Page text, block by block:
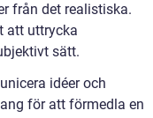
från det realistiska.
att uttrycka
sätt.
idéer och
för att förmedla en